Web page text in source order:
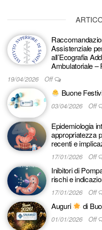
Assistenziale
all’Ecografia
Ambulatoriale –
19/04/2026 Off
Buone
03/04/2026 Off
Epidemiologia
appropriatezza
recenti e
17/01/2026 Off
Inibitori di
rischi e
17/01/2026 Off
Auguri di
01/01/2026 Off